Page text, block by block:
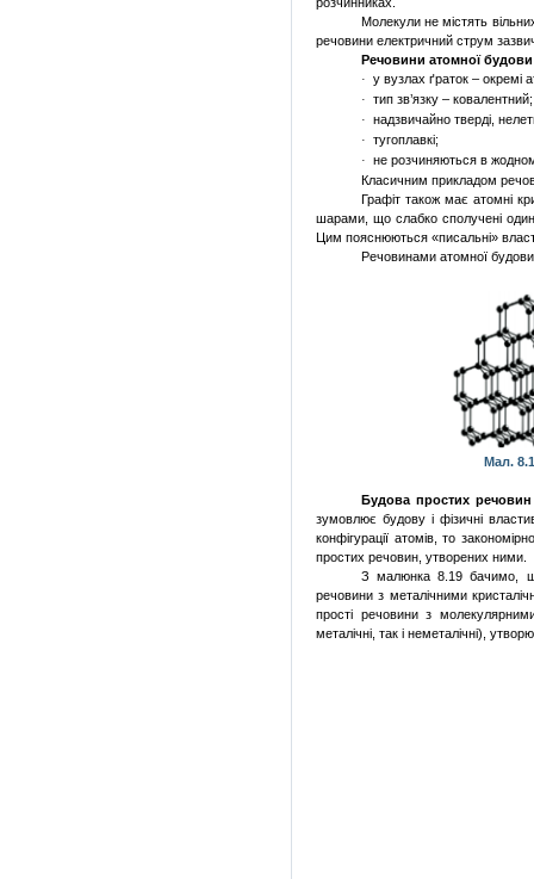
Молекули не містять
речовини електричний струм
Речовини атомної
· у вузлах ґраток – окремі
· тип зв’язку – ковалентний;
· надзвичайно тверді,
· тугоплавкі;
·
не розчиняються в
Класичним прикладом
Графіт також має атомні
шарами, що слабко сполучені
Цим пояснюються «писальні»
Речовинами атомної
Мал.
Будова простих речовин
зумовлює будову і фізичні
конфігурації атомів, то
простих речовин, утворених ними.
З малюнка 8.19 бачимо,
речовини з металічними
прості речовини з
металічні, так і неметалічні),